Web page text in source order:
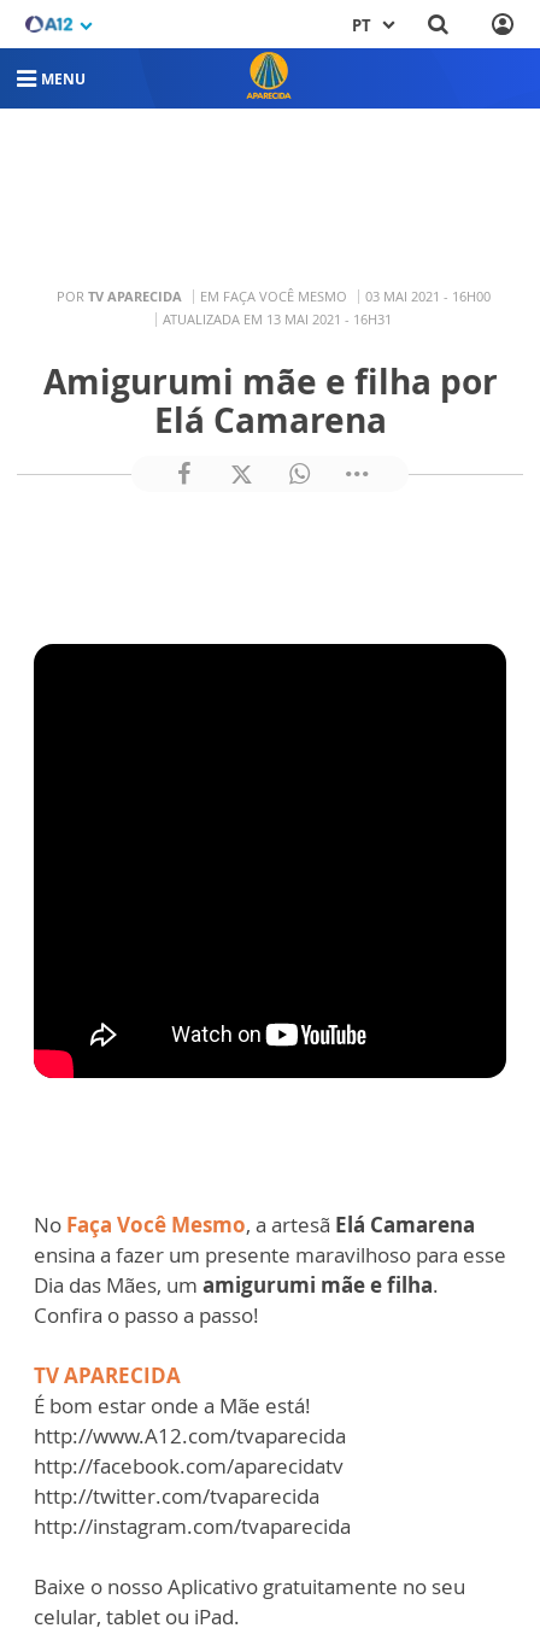
PT
MENU
POR TV APARECIDA EM FAÇA VOCÊ MESMO
03 MAI 2021 - 16H00
ATUALIZADA EM 13 MAI 2021 - 16H31
Amigurumi mãe e filha por
Elá Camarena
No Faça Você Mesmo, a artesã Elá Camarena
ensina a fazer um presente maravilhoso para esse
Dia das Mães, um amigurumi mãe e filha.
Confira o passo a passo!
TV APARECIDA
É bom estar onde a Mãe está!
http://www.A12.com/tvaparecida
http://facebook.com/aparecidatv
http://twitter.com/tvaparecida
http://instagram.com/tvaparecida
Baixe o nosso Aplicativo gratuitamente no seu
celular, tablet ou iPad.